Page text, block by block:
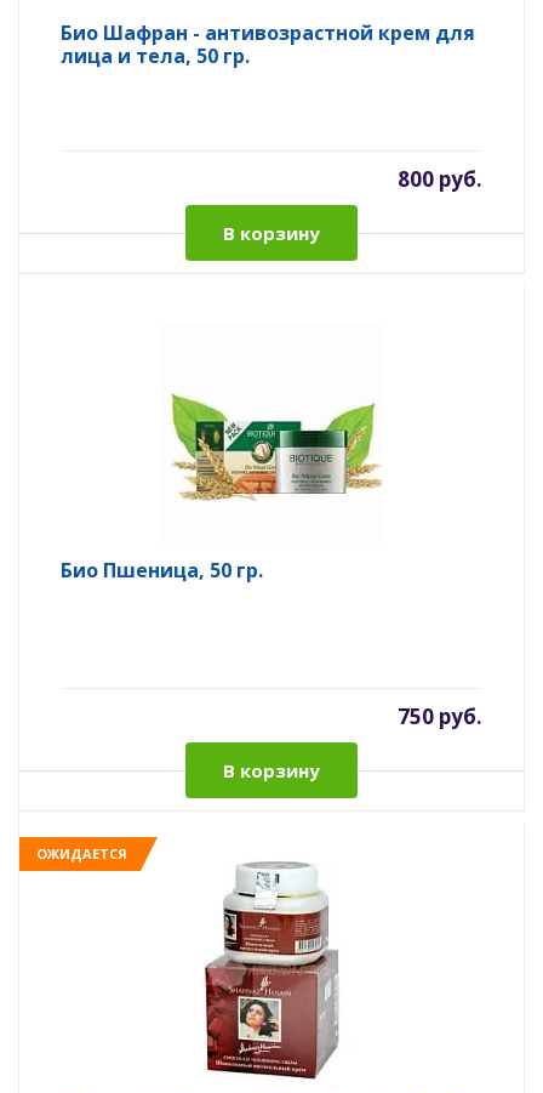
Био Шафран - антивозрастной крем для
лица и тела, 50 гр.
800 руб.
В корзину
Био Пшеница, 50 гр.
750 руб.
В корзину
ОЖИДАЕТСЯ